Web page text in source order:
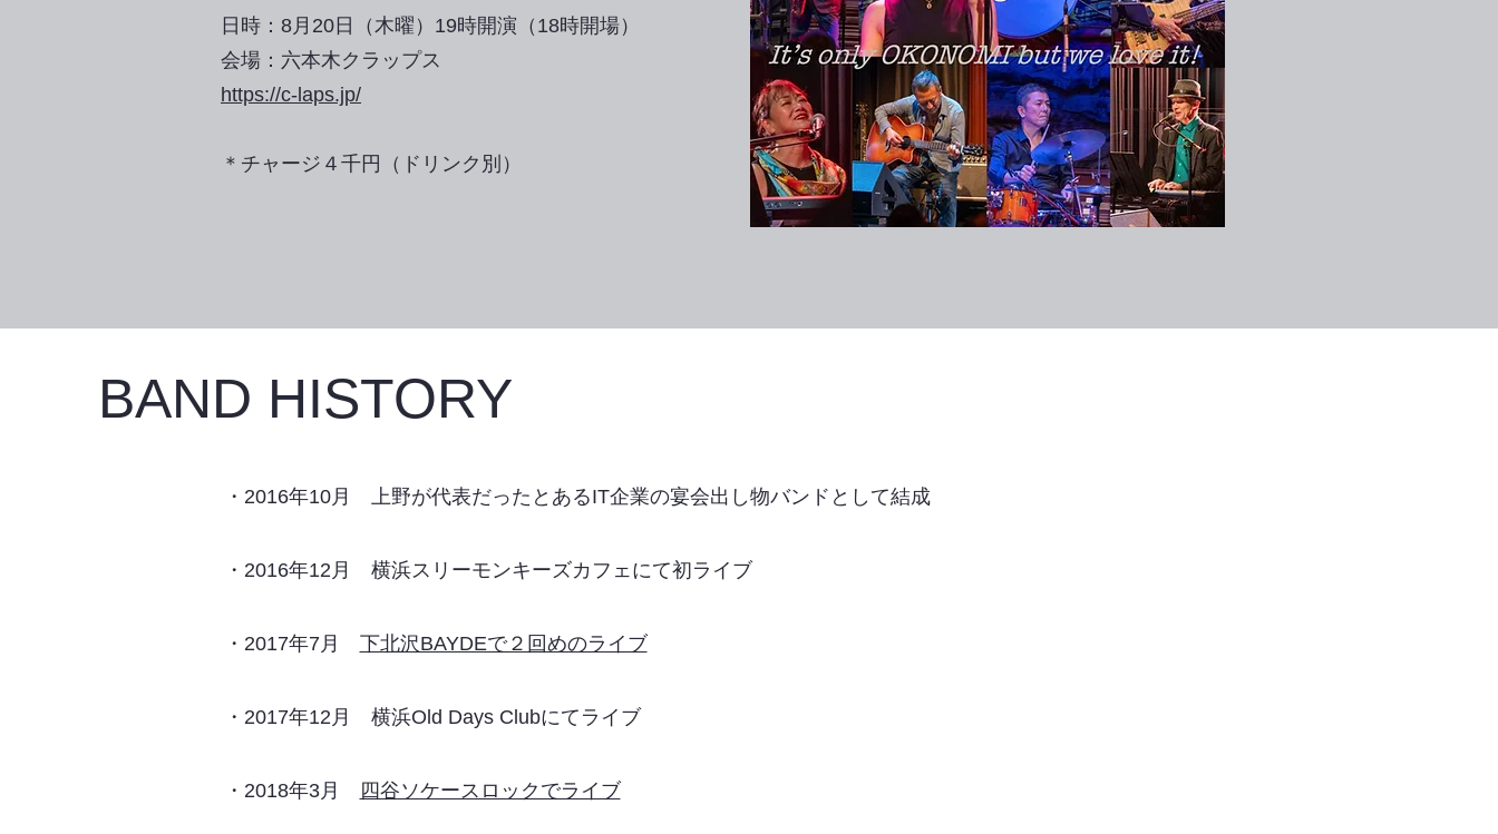
日時：8月20日（木曜）19時開演（18時開場）
会場：六本木クラップス
https://c-laps.jp/
＊チャージ４千円（ドリンク別）
BAND HISTORY
・2016年10月 上野が代表だったとあるIT企業の宴会出し物バンドとして結成
・2016年12月 横浜スリーモンキーズカフェにて初ライブ
・2017年7月 下北沢BAYDEで２回めのライブ
・2017年12月 横浜Old Days Clubにてライブ
・2018年3月 四谷ソケースロックでライブ